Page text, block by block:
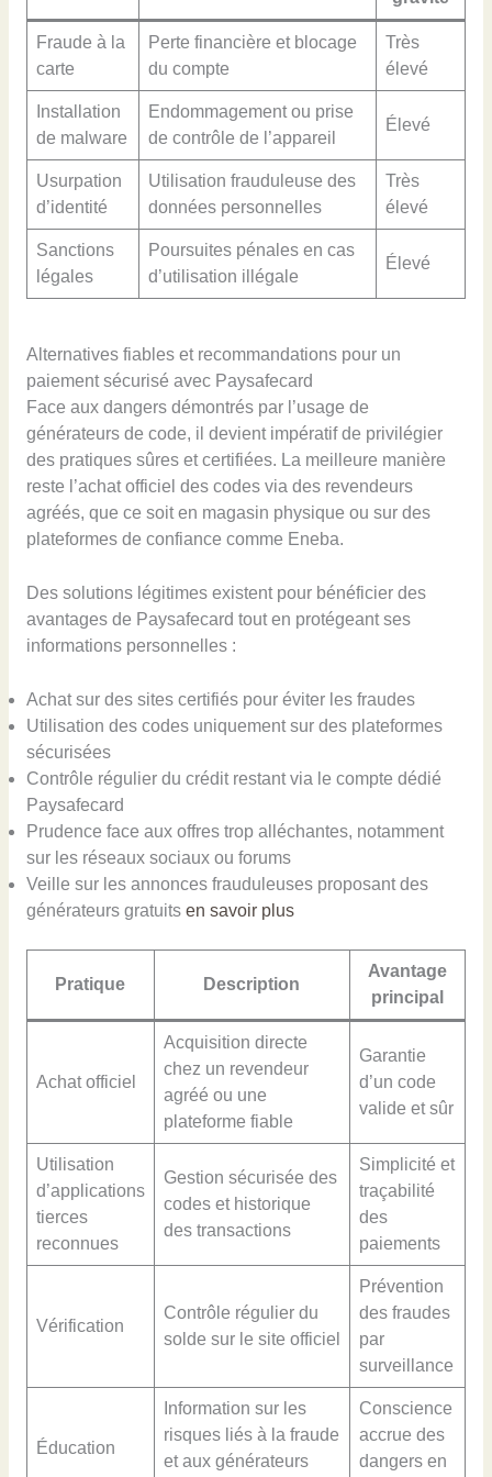
Fraude à la
carte
Perte financière et blocage
du compte
Très
élevé
Installation
de malware
Endommagement ou prise
de contrôle de l’appareil
Élevé
Usurpation
d’identité
Utilisation frauduleuse des
données personnelles
Très
élevé
Sanctions
légales
Poursuites pénales en cas
d’utilisation illégale
Élevé
Alternatives fiables et recommandations pour un
paiement sécurisé avec Paysafecard
Face aux dangers démontrés par l’usage de
générateurs de code, il devient impératif de privilégier
des pratiques sûres et certifiées. La meilleure manière
reste l’achat officiel des codes via des revendeurs
agréés, que ce soit en magasin physique ou sur des
plateformes de confiance comme Eneba.
Des solutions légitimes existent pour bénéficier des
avantages de Paysafecard tout en protégeant ses
informations personnelles :
Achat sur des sites certifiés pour éviter les fraudes
Utilisation des codes uniquement sur des plateformes
sécurisées
Contrôle régulier du crédit restant via le compte dédié
Paysafecard
Prudence face aux offres trop alléchantes, notamment
sur les réseaux sociaux ou forums
Veille sur les annonces frauduleuses proposant des
générateurs gratuits en savoir plus
Pratique Description
Avantage
principal
Achat officiel
Acquisition directe
chez un revendeur
agréé ou une
plateforme fiable
Garantie
d’un code
valide et sûr
Utilisation
d’applications
tierces
reconnues
Gestion sécurisée des
codes et historique
des transactions
Simplicité et
traçabilité
des
paiements
Vérification
Contrôle régulier du
solde sur le site officiel
Prévention
des fraudes
par
surveillance
Éducation
Information sur les
risques liés à la fraude
et aux générateurs
Conscience
accrue des
dangers en